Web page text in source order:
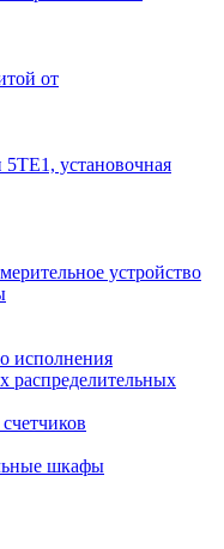
от
установочная
устройство
исполнения
распределительных
шкафы